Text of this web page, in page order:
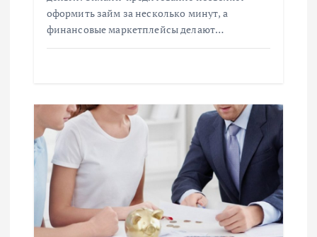
оформить займ за несколько минут, а
финансовые маркетплейсы делают…